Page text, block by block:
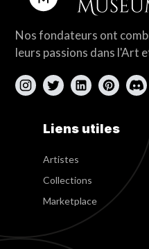
Nos fondateurs ont
leurs passions dans l'Art
Liens utiles
Artistes
Collections
Marketplace